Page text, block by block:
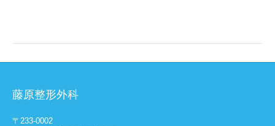
藤原整形外科
〒233-0002